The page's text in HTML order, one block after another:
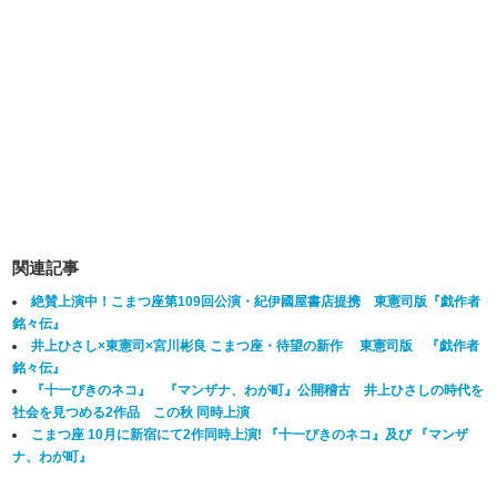
関連記事
絶賛上演中！こまつ座第109回公演・紀伊國屋書店提携 東憲司版『戯作者
銘々伝』
井上ひさし×東憲司×宮川彬良 こまつ座・待望の新作 東憲司版 『戯作者
銘々伝』
『十一ぴきのネコ』 『マンザナ、わが町』公開稽古 井上ひさしの時代を
社会を見つめる2作品 この秋 同時上演
こまつ座 10月に新宿にて2作同時上演! 『十一ぴきのネコ』及び 『マンザ
ナ、わが町』